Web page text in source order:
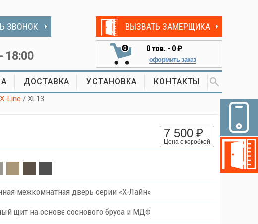
ЗВОНОК
18:00
ВЫЗВАТЬ ЗАМЕРЩИКА
0 0тов. - 0 ₽
оформить заказ
ДОСТАВКА УСТАНОВКА КОНТАКТЫ
Line / XL13
7 500 ₽
Цена с коробкой
межкомнатная дверь серии «Х-Лайн»
щит на основе соснового бруса и МДФ